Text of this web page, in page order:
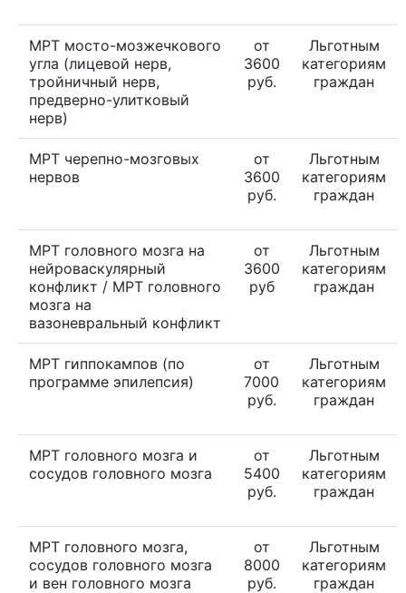
МРТ мосто-мозжечкового
угла (лицевой нерв,
тройничный нерв,
предверно-улитковый
нерв)
от
3600
руб.
Льготным
категориям
граждан
МРТ черепно-мозговых
нервов
от
3600
руб.
Льготным
категориям
граждан
МРТ головного мозга на
нейроваскулярный
конфликт / МРТ головного
мозга на
вазоневральный конфликт
от
3600
руб
Льготным
категориям
граждан
МРТ гиппокампов (по
программе эпилепсия)
от
7000
руб.
Льготным
категориям
граждан
МРТ головного мозга и
сосудов головного мозга
от
5400
руб.
Льготным
категориям
граждан
МРТ головного мозга,
сосудов головного мозга
и вен головного мозга
от
8000
руб.
Льготным
категориям
граждан